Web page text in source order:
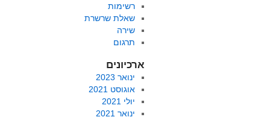
רשימות
שאלת שרשרת
שירה
תרגום
ארכיונים
ינואר 2023
אוגוסט 2021
יולי 2021
ינואר 2021